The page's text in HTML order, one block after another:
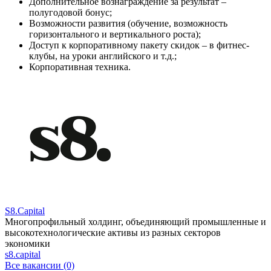
полугодовой бонус;
Возможности развития (обучение, возможность
горизонтального и вертикального роста);
Доступ к корпоративному пакету скидок – в фитнес-
клубы, на уроки английского и т.д.;
Корпоративная техника.
S8.Capital
Многопрофильный холдинг, объединяющий промышленные и
высокотехнологические активы из разных секторов
экономики
s8.capital
Все вакансии (0)